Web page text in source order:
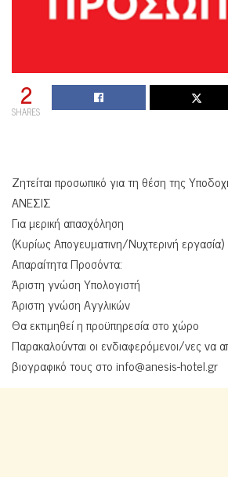
2
SHARES
Ζητείται προσωπικό για τη θέση της
ΑΝΕΣΙΣ
Για μερική απασχόληση
(Κυρίως Απογευματινη/Νυχτερινή εργασία)
Απαραίτητα Προσόντα:
Άριστη γνώση Υπολογιστή
Άριστη γνώση Αγγλικών
Θα εκτιμηθεί η προϋπηρεσία στο χώρο
Παρακαλούνται οι ενδιαφερόμενοι/νες να
βιογραφικό τους στο info@anesis-hotel.gr